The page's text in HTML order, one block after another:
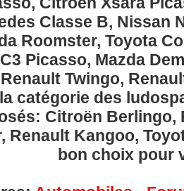
Classe B, Nissan
Roomster, Toyota
Picasso, Mazda
Twingo,
catégorie des
Citroën Berlingo,
Renault Kangoo,
bon choix pour